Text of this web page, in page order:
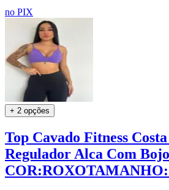
no PIX
+ 2 opções
Top Cavado Fitness
Regulador Alca Com Bojo